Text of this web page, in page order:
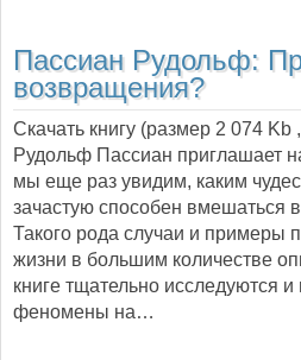
Пассиан Рудольф:
возвращения?
Скачать книгу (размер 2 074
Рудольф Пассиан приглашает
мы еще раз увидим, каким
зачастую способен вмешаться
Такого рода случаи и примеры
жизни в большим количестве
книге тщательно исследуются
феномены на…